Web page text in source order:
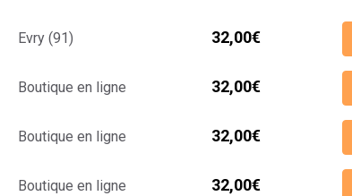
Evry (91) 32,00€
Boutique en ligne 32,00€
Boutique en ligne 32,00€
Boutique en ligne 32,00€